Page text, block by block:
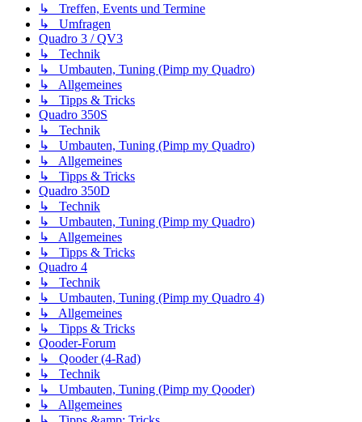
↳ Treffen, Events und Termine
↳ Umfragen
Quadro 3 / QV3
↳ Technik
↳ Umbauten, Tuning (Pimp my Quadro)
↳ Allgemeines
↳ Tipps & Tricks
Quadro 350S
↳ Technik
↳ Umbauten, Tuning (Pimp my Quadro)
↳ Allgemeines
↳ Tipps & Tricks
Quadro 350D
↳ Technik
↳ Umbauten, Tuning (Pimp my Quadro)
↳ Allgemeines
↳ Tipps & Tricks
Quadro 4
↳ Technik
↳ Umbauten, Tuning (Pimp my Quadro 4)
↳ Allgemeines
↳ Tipps & Tricks
Qooder-Forum
↳ Qooder (4-Rad)
↳ Technik
↳ Umbauten, Tuning (Pimp my Qooder)
↳ Allgemeines